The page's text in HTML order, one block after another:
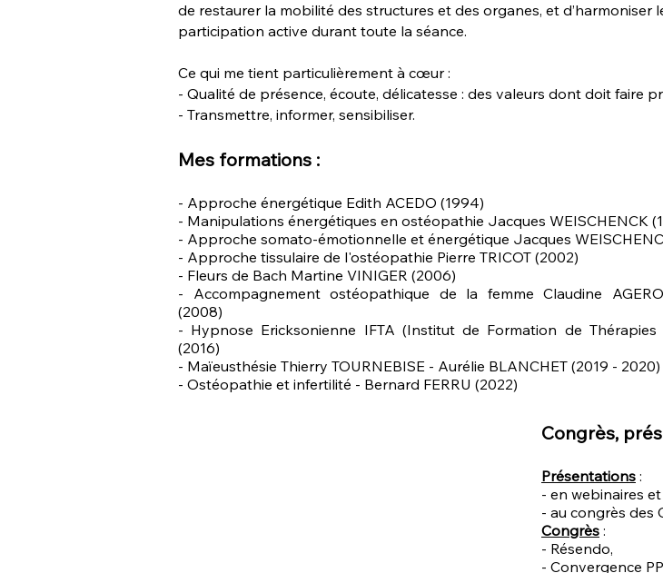
de restaurer la mobilité des structures et des organes, et
participation active durant toute la séance.
Ce qui me tient particulièrement à cœur :
- Qualité de présence, écoute, délicatesse : des valeurs dont doit faire
- Transmettre, informer, sensibiliser.
Mes formations :
- Approche énergétique Edith ACEDO (1994)
- Manipulations énergétiques en ostéopathie Jacques WEISCHENCK
- Approche somato-émotionnelle et énergétique Jacques
- Approche tissulaire de l'ostéopathie Pierre TRICOT (2002)
- Fleurs de Bach Martine VINIGER (2006)
- Accompagnement ostéopathique de la femme Claudine
(2008)
- Hypnose Ericksonienne IFTA (Institut de Formation de Thérapies
(2016)
- Maïeusthésie Thierry TOURNEBISE - Aurélie BLANCHET (2019 - 2020)
- Ostéopathie et infertilité - Bernard FERRU (2022)
Congrès,
Présentations :
- en webinaires
- au congrès des
Congrès :
- Résendo,
- Convergence